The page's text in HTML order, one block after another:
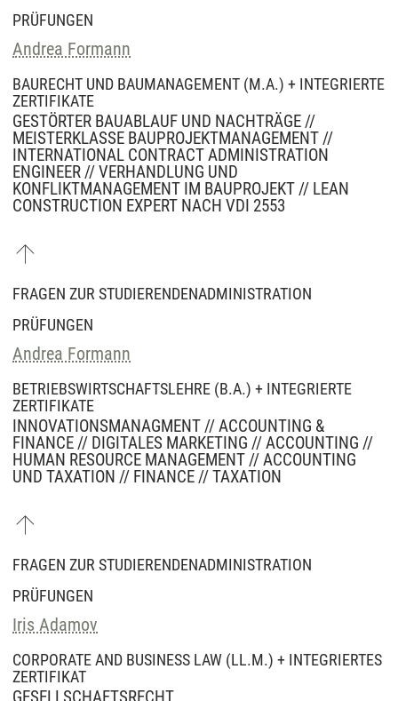
PRÜFUNGEN
Andrea Formann
BAURECHT UND BAUMANAGEMENT (M.A.) + INTEGRIERTE
ZERTIFIKATE
GESTÖRTER BAUABLAUF UND NACHTRÄGE //
MEISTERKLASSE BAUPROJEKTMANAGEMENT //
INTERNATIONAL CONTRACT ADMINISTRATION
ENGINEER // VERHANDLUNG UND
KONFLIKTMANAGEMENT IM BAUPROJEKT // LEAN
CONSTRUCTION EXPERT NACH VDI 2553
FRAGEN ZUR STUDIERENDENADMINISTRATION
PRÜFUNGEN
Andrea Formann
BETRIEBSWIRTSCHAFTSLEHRE (B.A.) + INTEGRIERTE
ZERTIFIKATE
INNOVATIONSMANAGMENT // ACCOUNTING &
FINANCE // DIGITALES MARKETING // ACCOUNTING //
HUMAN RESOURCE MANAGEMENT // ACCOUNTING
UND TAXATION // FINANCE // TAXATION
FRAGEN ZUR STUDIERENDENADMINISTRATION
PRÜFUNGEN
Iris Adamov
CORPORATE AND BUSINESS LAW (LL.M.) + INTEGRIERTES
ZERTIFIKAT